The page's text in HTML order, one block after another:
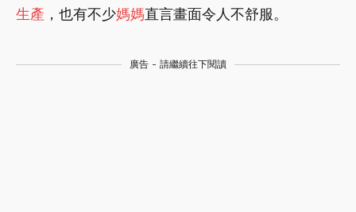
生產 ，也有不少媽媽直言畫面令人不舒服。
廣告 - 請繼續往下閱讀